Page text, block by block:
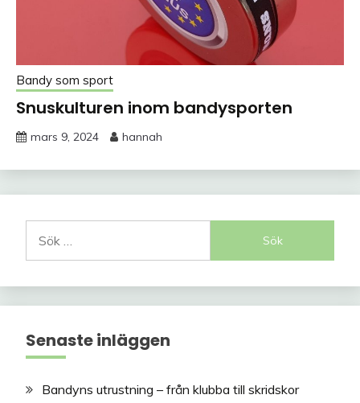
Bandy som sport
Snuskulturen inom bandysporten
mars 9, 2024 hannah
efter:
Senaste inläggen
Bandyns utrustning – från klubba till skridskor